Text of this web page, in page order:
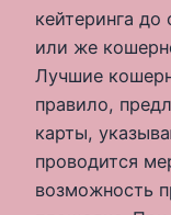
кейтеринга
или же
Лучшие
правило,
карты,
проводится
возможность